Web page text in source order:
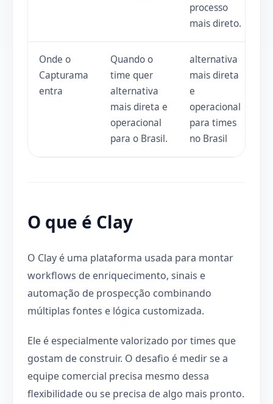
processo
mais direto.
Onde o
Capturama
entra
Quando o
time quer
alternativa
mais direta e
operacional
para o Brasil.
alternativa
mais direta
e
operacional
para times
no Brasil
O que é Clay
O Clay é uma plataforma usada para montar
workflows de enriquecimento, sinais e
automação de prospecção combinando
múltiplas fontes e lógica customizada.
Ele é especialmente valorizado por times que
gostam de construir. O desafio é medir se a
equipe comercial precisa mesmo dessa
flexibilidade ou se precisa de algo mais pronto.